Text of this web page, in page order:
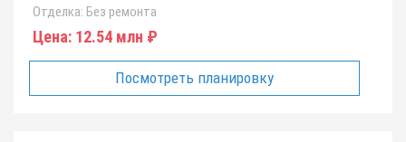
Отделка: Без ремонта
Цена: 12.54 млн ₽
Посмотреть планировку